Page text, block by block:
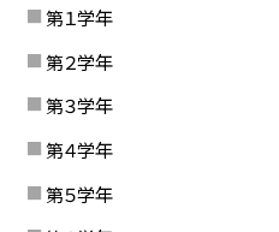
第１学年
第２学年
第３学年
第４学年
第５学年